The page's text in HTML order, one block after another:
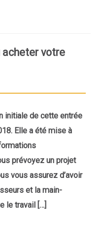
acheter votre
initiale de cette entrée
Elle a été mise à
prévoyez un projet
vous assurez d’avoir
et la main-
le travail […]